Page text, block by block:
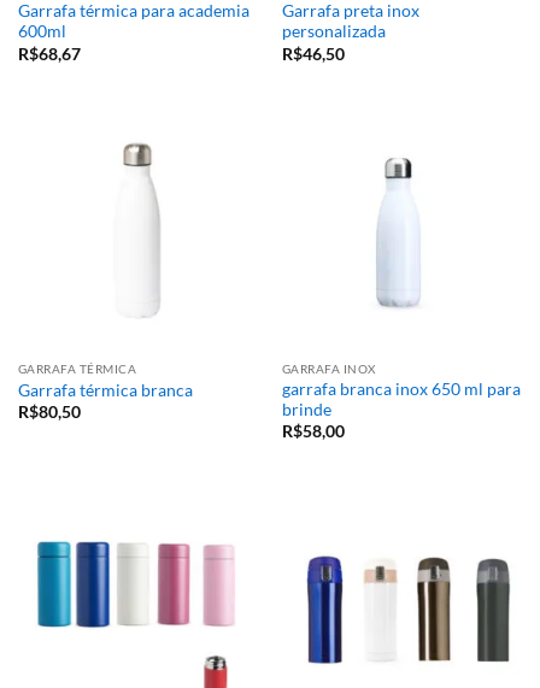
Garrafa térmica para academia
600ml
R$68,67
Garrafa preta inox
personalizada
R$46,50
GARRAFA TÉRMICA
Garrafa térmica branca
R$80,50
GARRAFA INOX
garrafa branca inox 650 ml para
brinde
R$58,00